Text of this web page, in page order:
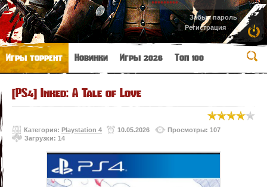
Забыл пароль
Регистрация
Игры торрент Новинки Игры 2026 Топ 100
[PS4] Inked: A Tale of Love
Категория: Playstation 4 10.05.2026
Просмотры: 107
Загрузки: 14